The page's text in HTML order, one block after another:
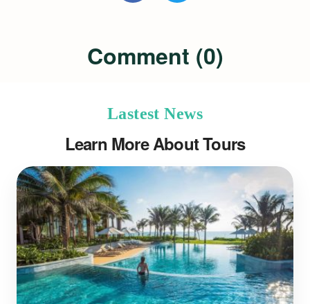
Comment (0)
Lastest News
Learn More About Tours